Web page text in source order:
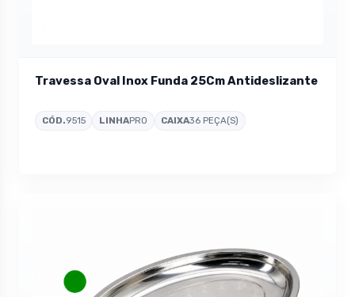
Travessa Oval Inox Funda 25Cm Antideslizante
CÓD.9515 LINHAPRO CAIXA36 PEÇA(S)